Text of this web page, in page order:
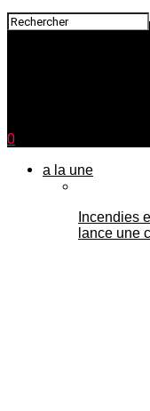
0
a la une
Incendies
lance une